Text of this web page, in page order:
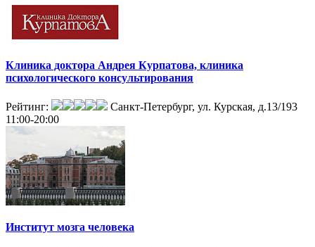
Клиника доктора Андрея Курпатова, клиника
психологического консультирования
Рейтинг:
Санкт-Петербург, ул. Курская, д.13/193
11:00-20:00
Институт мозга человека